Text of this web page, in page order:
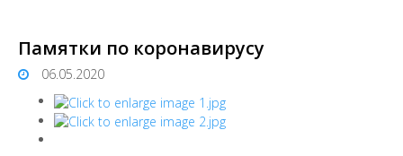
Памятки по коронавирусу
06.05.2020